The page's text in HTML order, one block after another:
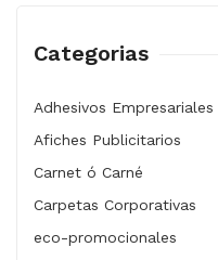
Tarjetas de Presentación
Volantes Publicitarios
DIRECTORIO
Guateque
Categorias
Adhesivos Empresariales
Afiches Publicitarios
Carnet ó Carné
Carpetas Corporativas
eco-promocionales